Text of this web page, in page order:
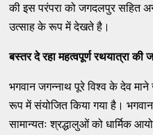
की इस परंपरा को जगदलपुर सहित
उत्साह के रूप में देखते है।
बस्तर दे रहा महत्वपूर्ण रथयात्रा की
भगवान जगन्नाथ पूरे विश्व के देव
रूप में संयोजित किया गया है।
सामान्यतः श्रद्धालुओं को धार्मिक